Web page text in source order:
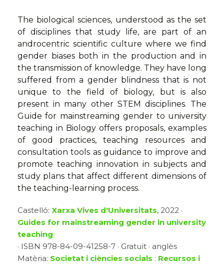
The biological sciences, understood as the set
of disciplines that study life, are part of an
androcentric scientific culture where we find
gender biases both in the production and in
the transmission of knowledge. They have long
suffered from a gender blindness that is not
unique to the field of biology, but is also
present in many other STEM disciplines. The
Guide for mainstreaming gender to university
teaching in Biology offers proposals, examples
of good practices, teaching resources and
consultation tools as guidance to improve and
promote teaching innovation in subjects and
study plans that affect different dimensions of
the teaching-learning process.
Castelló: Xarxa Vives d'Universitats, 2022 ·
Guides for mainstreaming gender in university
teaching
· ISBN 978-84-09-41258-7 · Gratuït · anglès
Matèria: Societat i ciències socials : Recursos i